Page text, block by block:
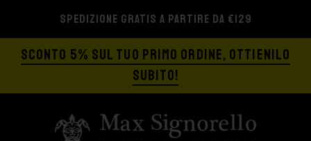
SPEDIZIONE GRATIS A PARTIRE DA €129
SCONTO 5% SUL TUO PRIMO ORDINE, OTTIENILO
SUBITO!